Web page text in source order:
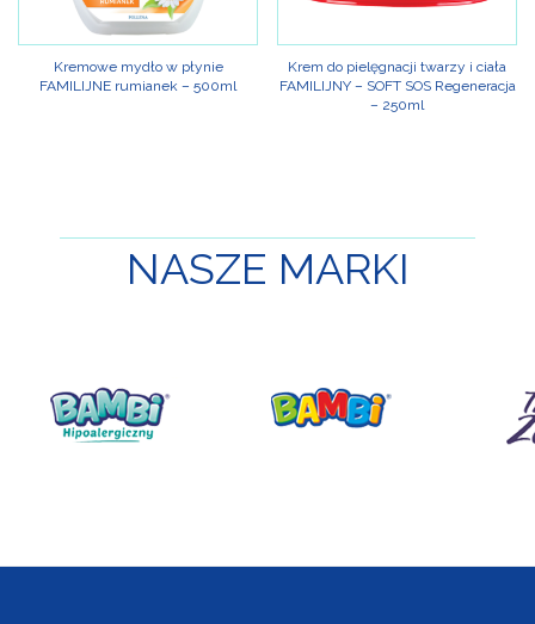
Kremowe mydło w płynie
FAMILIJNE rumianek – 500ml
Krem do pielęgnacji twarzy i ciała
FAMILIJNY – SOFT SOS Regeneracja
– 250ml
NASZE MARKI